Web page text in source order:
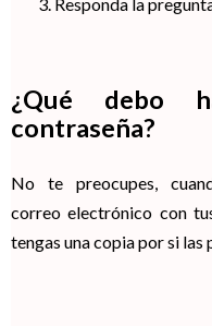
¿Qué debo
contraseña?
No te preocupes,
correo electrónico con
tengas una copia por si las